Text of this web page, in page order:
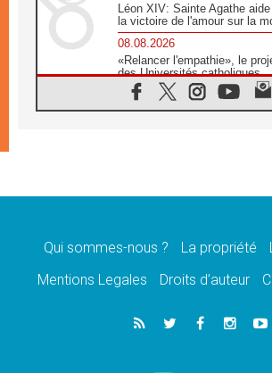
Léon XIV: Sainte Agathe
la victoire de l'amour sur la
08.08.2026
«Relancer l'empathie», le
des Universités catholiques
08.08.2026
Signis 2026, donner la
07.08.2026
07.08.2026
de l'Assomption et mémoire
«La paix commence par
le cardinal Parolin
Qui sommes-nous ? La propriété
Mentions Legales
Droits d’auteur